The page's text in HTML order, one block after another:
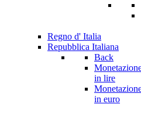
Regno d' Italia
Repubblica Italiana
Back
in lire
in euro